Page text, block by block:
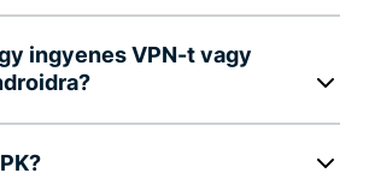
ingyenes VPN-t vagy